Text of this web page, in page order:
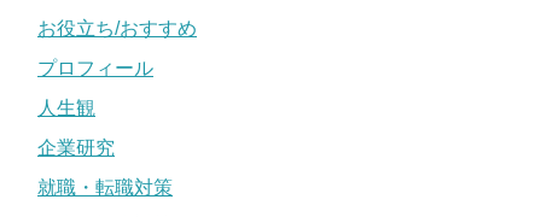
お役立ち/おすすめ
プロフィール
人生観
企業研究
就職・転職対策